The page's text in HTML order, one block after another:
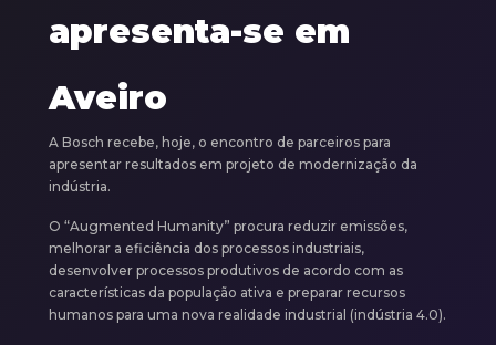
apresenta-se em
Aveiro
A Bosch recebe, hoje, o encontro de parceiros para
apresentar resultados em projeto de modernização da
indústria.
O “Augmented Humanity” procura reduzir emissões,
melhorar a eficiência dos processos industriais,
desenvolver processos produtivos de acordo com as
características da população ativa e preparar recursos
humanos para uma nova realidade industrial (indústria 4.0).